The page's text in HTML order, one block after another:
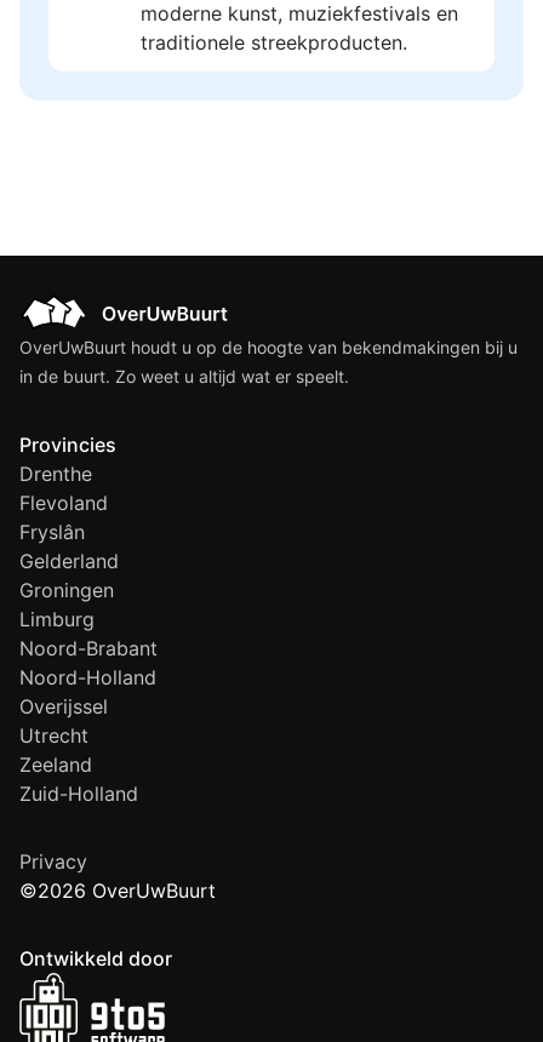
moderne kunst, muziekfestivals en
traditionele streekproducten.
OverUwBuurt houdt u op de hoogte van bekendmakingen bij u
in de buurt. Zo weet u altijd wat er speelt.
Provincies
Drenthe
Flevoland
Fryslân
Gelderland
Groningen
Limburg
Noord-Brabant
Noord-Holland
Overijssel
Utrecht
Zeeland
Zuid-Holland
Privacy
©2026 OverUwBuurt
Ontwikkeld door